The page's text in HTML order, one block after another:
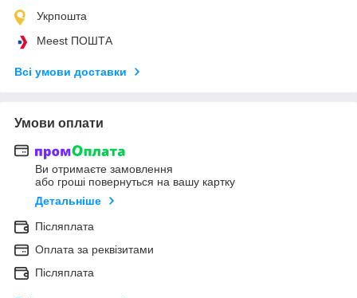
Укрпошта
Meest ПОШТА
Всі умови доставки
Умови оплати
Ви отримаєте замовлення
або гроші повернуться на вашу картку
Детальніше
Післяплата
Оплата за реквізитами
Післяплата